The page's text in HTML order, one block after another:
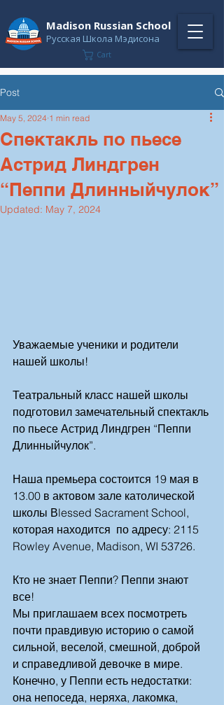
Madison Russian School
Русская Школа Мэдисона
Cart
Post
Спектакль по пьесе
Астрид Линдгрен
“Пеппи Длинныйчулок”
May 5, 2024 1 min read
Updated: May 7, 2024
Уважаемые ученики и родители
нашей школы!
Театральный класс нашей школы
подготовил замечательный спектакль
по пьесе Астрид Линдгрен “Пеппи
Длинныйчулок”.
Наша премьера состоится 19 мая в
13.00 в актовом зале католической
школы Вlessed Sacrament School,
которая находится  по адресу: 2115
Rowley Avenue, Madison, WI 53726.
Кто не знает Пеппи? Пеппи знают
все!
Мы приглашаем всех посмотреть
почти правдивую историю о самой
сильной, веселой, смешной, доброй
и справедливой девочке в мире.
Конечно, у Пеппи есть недостатки:
она непоседа, неряха, лакомка,